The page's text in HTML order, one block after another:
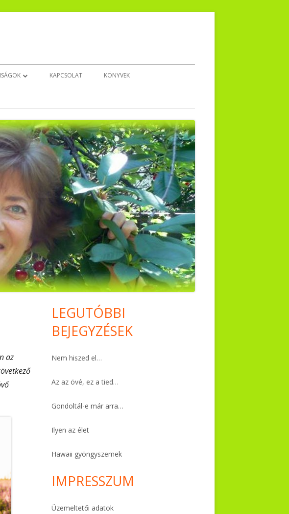
DÉDELGETŐ ÚJ!
HA…
KOMOLYAN.
2026.08.08-ÁN 8.000 FT
HO’OPONOPONO
KAPCSOLAT KÖNYVEK
az
Main
Sidebar
LEGUTÓBBI
BEJEGYZÉSEK
Nem hiszed el…
Az az övé, ez a tied…
Gondoltál-e már arra…
Ilyen az élet
Hawaii gyöngyszemek
IMPRESSZUM
Üzemeltetői adatok